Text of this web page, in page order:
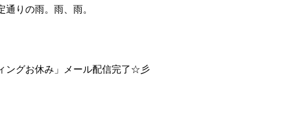
りの雨。雨、雨。
ングお休み」メール配信完了☆彡